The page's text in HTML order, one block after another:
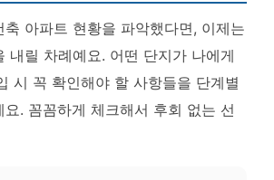
축 아파트 현황을 파악했다면, 이제는
내릴 차례예요. 어떤 단지가 나에게
시 꼭 확인해야 할 사항들을 단계별
요. 꼼꼼하게 체크해서 후회 없는 선